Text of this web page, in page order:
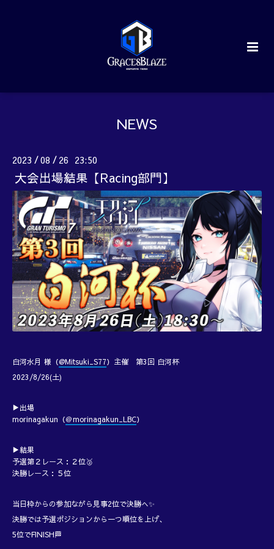
NEWS
2023 /08 / 26 23:50
大会出場結果【Racing部門】
白河水月 様（@Mitsuki_S77）主催 第3回 白河杯
2023/8/26(土)
▶出場
morinagakun（＠morinagakun_LBC）
▶結果
予選第２レース：２位🥈
決勝レース：５位
当日枠からの参加ながら見事2位で決勝へ✨
決勝では予選ポジションから一つ順位を上げ、
5位でFINISH🏁